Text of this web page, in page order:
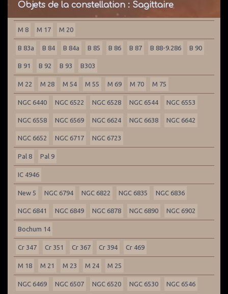
Objets de la constellation : Sagittaire
M 8 M 17 M 20
B 83a B 84 B 84a B 85 B 86 B 87 B 88-9.286 B 90
B 91 B 92 B 93 B303
M 22 M 28 M 54 M 55 M 69 M 70 M 75
NGC 6440 NGC 6522 NGC 6528 NGC 6544 NGC 6553
NGC 6558 NGC 6569 NGC 6624 NGC 6638 NGC 6642
NGC 6652 NGC 6717 NGC 6723
Pal 8 Pal 9
IC 4946
New 5 NGC 6794 NGC 6822 NGC 6835 NGC 6836
NGC 6841 NGC 6849 NGC 6878 NGC 6890 NGC 6902
Bochum 14
Cr 347 Cr 351 Cr 367 Cr 394 Cr 469
M 18 M 21 M 23 M 24 M 25
NGC 6469 NGC 6507 NGC 6520 NGC 6530 NGC 6546